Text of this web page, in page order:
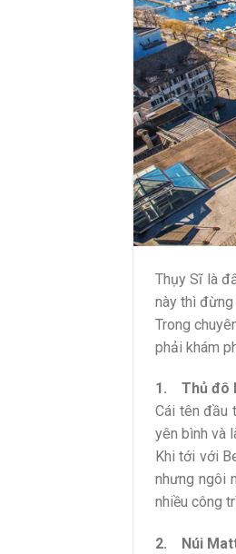
Thụy Sĩ là
này thì
Trong
phải khám
1. Thủ đô
Cái tên đầu
yên bình và
Khi tới với
nhưng ngôi
nhiều công
2. Núi